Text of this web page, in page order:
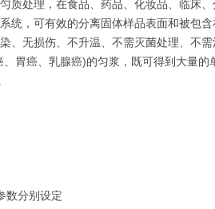
质处理，在食品、药品、化妆品、临床
统，可有效的分离固体样品表面和被包
无损伤、不升温、不需灭菌处理、不需
胃癌、乳腺癌)的匀浆，既可得到大量的
数分别设定